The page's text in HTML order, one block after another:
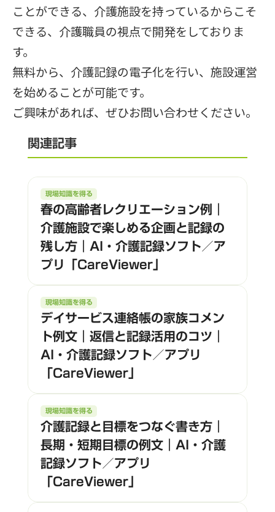
ことができる、介護施設を持っているからこそ
できる、介護職員の視点で開発をしておりま
す。
無料から、介護記録の電子化を行い、施設運営
を始めることが可能です。
ご興味があれば、ぜひお問い合わせください。
関連記事
現場知識を得る
春の高齢者レクリエーション例｜
介護施設で楽しめる企画と記録の
残し方｜AI・介護記録ソフト／ア
プリ「CareViewer」
現場知識を得る
デイサービス連絡帳の家族コメン
ト例文｜返信と記録活用のコツ｜
AI・介護記録ソフト／アプリ
「CareViewer」
現場知識を得る
介護記録と目標をつなぐ書き方｜
長期・短期目標の例文｜AI・介護
記録ソフト／アプリ
「CareViewer」